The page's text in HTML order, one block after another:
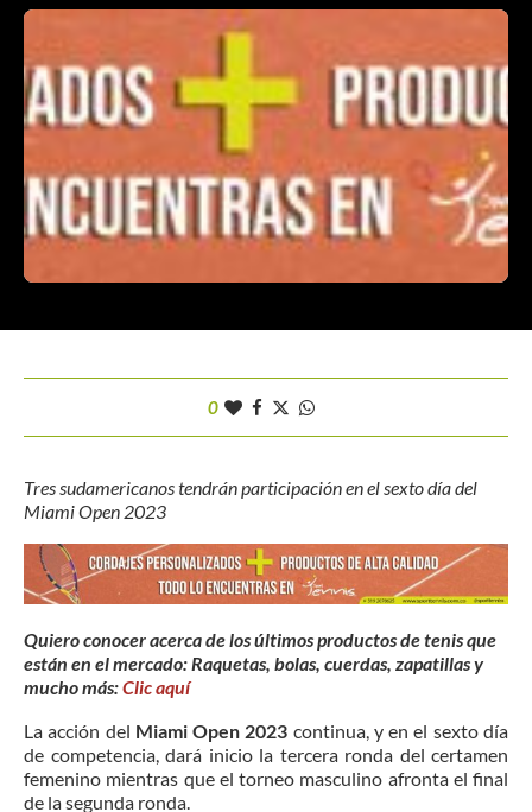
0
Tres sudamericanos tendrán participación en el sexto día del
Miami Open 2023
Quiero conocer acerca de los últimos productos de tenis que
están en el mercado: Raquetas, bolas, cuerdas, zapatillas y
mucho más:Clic aquí
La acción del Miami Open 2023 continua, y en el sexto día
de competencia, dará inicio la tercera ronda del certamen
femenino mientras que el torneo masculino afronta el final
de la segunda ronda.